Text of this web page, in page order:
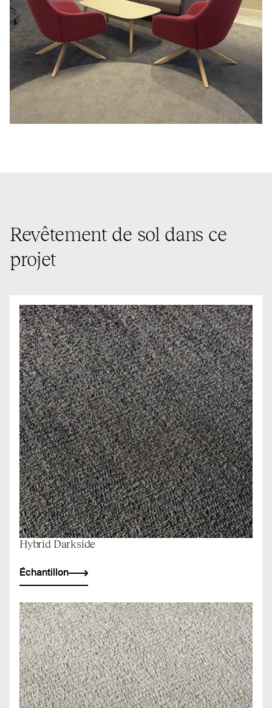
Revêtement de sol dans ce
projet
Hybrid Darkside
Échantillon